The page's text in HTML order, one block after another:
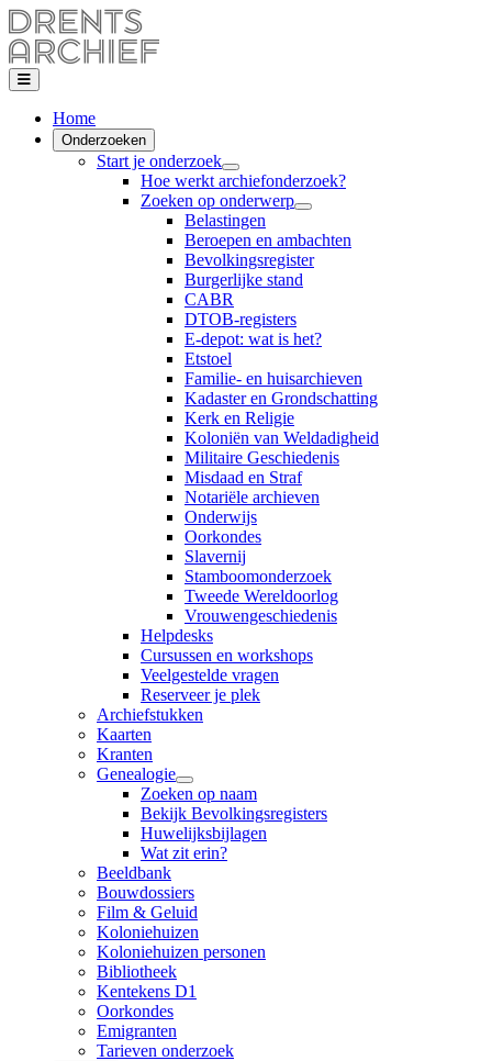
Home
Onderzoeken
Start je onderzoek
Hoe werkt archiefonderzoek?
Zoeken op onderwerp
Belastingen
Beroepen en ambachten
Bevolkingsregister
Burgerlijke stand
CABR
DTOB-registers
E-depot: wat is het?
Etstoel
Familie- en huisarchieven
Kadaster en Grondschatting
Kerk en Religie
Koloniën van Weldadigheid
Militaire Geschiedenis
Misdaad en Straf
Notariële archieven
Onderwijs
Oorkondes
Slavernij
Stamboomonderzoek
Tweede Wereldoorlog
Vrouwengeschiedenis
Helpdesks
Cursussen en workshops
Veelgestelde vragen
Reserveer je plek
Archiefstukken
Kaarten
Kranten
Genealogie
Zoeken op naam
Bekijk Bevolkingsregisters
Huwelijksbijlagen
Wat zit erin?
Beeldbank
Bouwdossiers
Film & Geluid
Koloniehuizen
Koloniehuizen personen
Bibliotheek
Kentekens D1
Oorkondes
Emigranten
Tarieven onderzoek